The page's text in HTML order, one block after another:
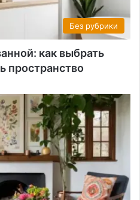
Без рубрики
как выбрать
пространство